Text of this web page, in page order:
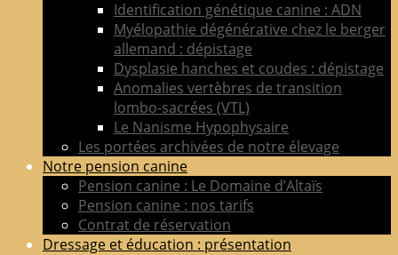
Identification génétique canine : ADN
Myélopathie dégénérative chez le berger
allemand : dépistage
Dysplasie hanches et coudes : dépistage
Anomalies vertèbres de transition
lombo-sacrées (VTL)
Le Nanisme Hypophysaire
Les portées archivées de notre élevage
Notre pension canine
Pension canine : Le Domaine d’Altaïs
Pension canine : nos tarifs
Contrat de réservation
Dressage et éducation : présentation